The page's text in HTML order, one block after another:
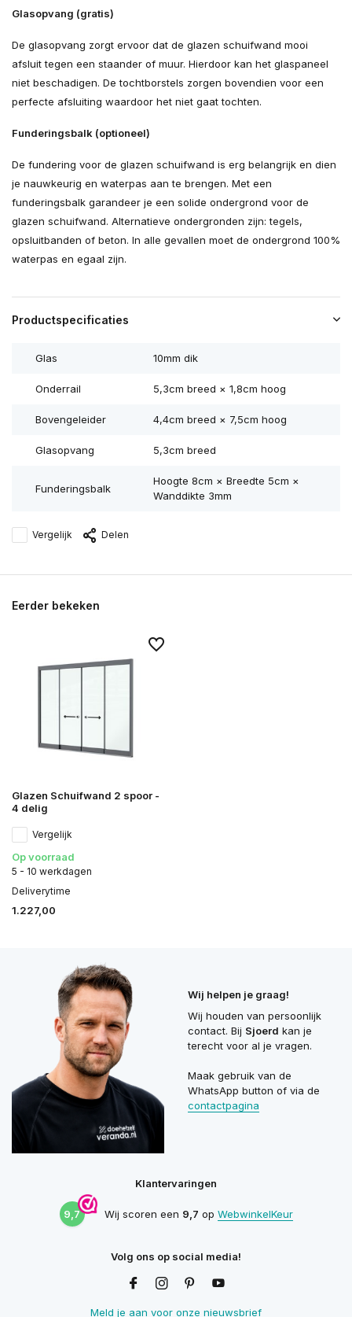
Glasopvang (gratis)
De glasopvang zorgt ervoor dat de glazen schuifwand mooi
afsluit tegen een staander of muur. Hierdoor kan het glaspaneel
niet beschadigen. De tochtborstels zorgen bovendien voor een
perfecte afsluiting waardoor het niet gaat tochten.
Funderingsbalk (optioneel)
De fundering voor de glazen schuifwand is erg belangrijk en dien
je nauwkeurig en waterpas aan te brengen. Met een
funderingsbalk garandeer je een solide ondergrond voor de
glazen schuifwand. Alternatieve ondergronden zijn: tegels,
opsluitbanden of beton. In alle gevallen moet de ondergrond 100%
waterpas en egaal zijn.
Productspecificaties
Glas 10mm dik
Onderrail 5,3cm breed × 1,8cm hoog
Bovengeleider 4,4cm breed × 7,5cm hoog
Glasopvang 5,3cm breed
Funderingsbalk
Hoogte 8cm × Breedte 5cm ×
Wanddikte 3mm
Vergelijk Delen
Eerder bekeken
Glazen Schuifwand 2 spoor -
4 delig
Vergelijk
Op voorraad
5 - 10 werkdagen
Deliverytime
1.227,00
Wij helpen je graag!
Wij houden van persoonlijk
contact. Bij Sjoerd kan je
terecht voor al je vragen.
Maak gebruik van de
WhatsApp button of via de
contactpagina
Klantervaringen
9,7 Wij scoren een 9,7 op WebwinkelKeur
Volg ons op social media!
Meld je aan voor onze nieuwsbrief